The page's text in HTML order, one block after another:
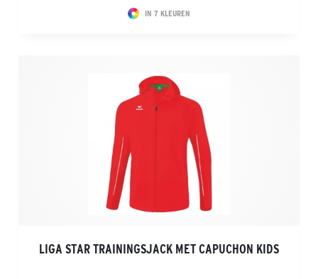
IN 7 KLEUREN
LIGA STAR TRAININGSJACK MET CAPUCHON KIDS